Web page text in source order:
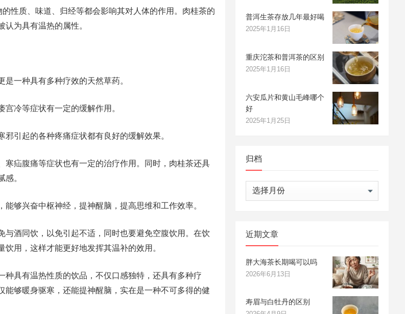
性质、味道、归经等都会影响其对人体的作用。肉桂茶的
为具有温热的属性。
一种具有多种疗效的天然草药。
冷等症状有一定的缓解作用。
引起的各种疼痛症状都有良好的缓解效果。
寒疝腹痛等症状也有一定的治疗作用。同时，肉桂茶还具
感。
够兴奋中枢神经，提神醒脑，提高思维和工作效率。
与酒同饮，以免引起不适，同时也要避免空腹饮用。在饮
用，这样才能更好地发挥其温补的效用。
种具有温热性质的饮品，不仅口感独特，还具有多种疗
能够暖身驱寒，还能提神醒脑，实在是一种不可多得的健
普洱生茶存放几年最好喝
2025年1月16日
重庆沱茶和普洱茶的区别
2025年1月16日
六安瓜片和黄山毛峰哪个
好
2025年1月25日
归档
归
档
近期文章
胖大海茶长期喝可以吗
2026年6月13日
寿眉与白牡丹的区别